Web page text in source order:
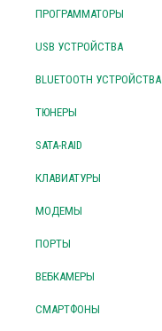
ПРОГРАММАТОРЫ
USB УСТРОЙСТВА
BLUETOOTH УСТРОЙСТВА
ТЮНЕРЫ
SATA-RAID
КЛАВИАТУРЫ
МОДЕМЫ
ПОРТЫ
ВЕБКАМЕРЫ
СМАРТФОНЫ